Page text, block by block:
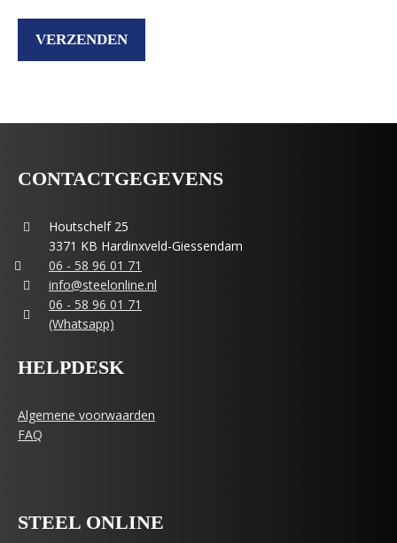
CONTACTGEGEVENS
Houtschelf 25
3371 KB Hardinxveld-Giessendam
06 - 58 96 01 71
info@steelonline.nl
06 - 58 96 01 71
(Whatsapp)
HELPDESK
Algemene voorwaarden
FAQ
STEEL ONLINE